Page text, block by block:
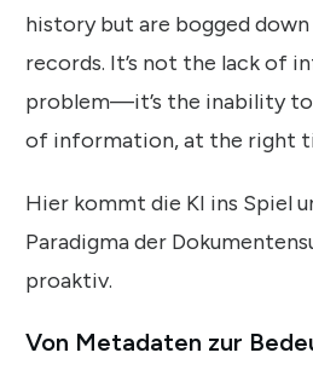
history but are bogged
records. It’s not the lack of
problem—it’s the inability
of information, at the right
Hier kommt die KI ins Spiel
Paradigma der
proaktiv.
Von Metadaten zur